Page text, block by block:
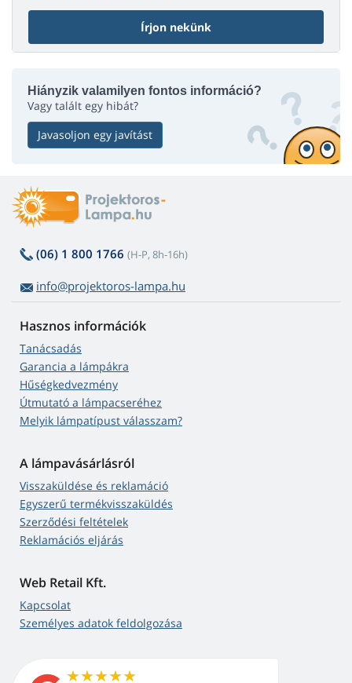
Írjon nekünk
Hiányzik valamilyen fontos információ?
Vagy talált egy hibát?
Javasoljon egy javítást
(06) 1 800 1766 (H-P, 8h-16h)
info@projektoros-lampa.hu
Hasznos információk
Tanácsadás
Garancia a lámpákra
Hűségkedvezmény
Útmutató a lámpacseréhez
Melyik lámpatípust válasszam?
A lámpavásárlásról
Visszaküldése és reklamáció
Egyszerű termékvisszaküldés
Szerződési feltételek
Reklamációs eljárás
Web Retail Kft.
Kapcsolat
Személyes adatok feldolgozása